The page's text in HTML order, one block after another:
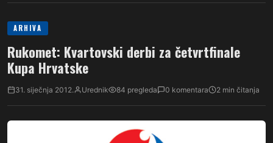
ARHIVA
Rukomet: Kvartovski derbi za četvrtfinale
Kupa Hrvatske
31. siječnja 2012. Urednik 84 pregleda 0 komentara 2 min čitanja